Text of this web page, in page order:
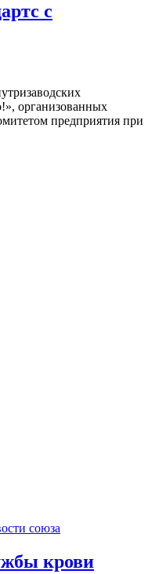
с
организованных
предприятия при
союза
крови